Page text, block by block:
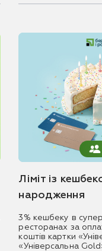
Ліміт із
народження
3% кешбеку в
ресторанах за
коштів картки
«Універсальна